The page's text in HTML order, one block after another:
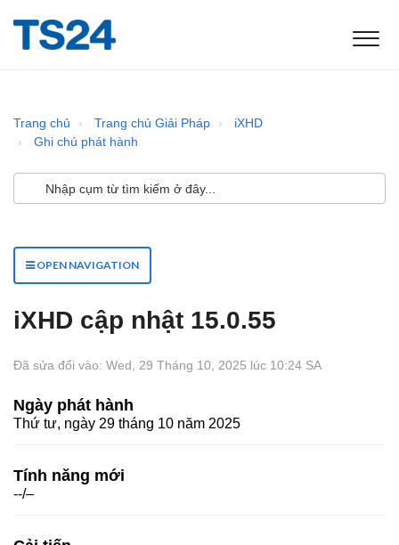
Trang chủ Trang chủ Giải Pháp
iXHD
Ghi chú phát hành
OPEN NAVIGATION
iXHD cập nhật 15.0.55
Đã sửa đổi vào: Wed, 29 Tháng 10, 2025 lúc 10:24 SA
Ngày phát hành
Thứ tư, ngày 29 tháng 10 năm 2025
Tính năng mới
--/–